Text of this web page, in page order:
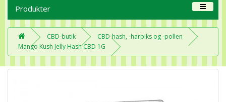
Produkter
CBD-butik
CBD-hash, -harpiks og -pollen
Mango Kush Jelly Hash CBD 1G